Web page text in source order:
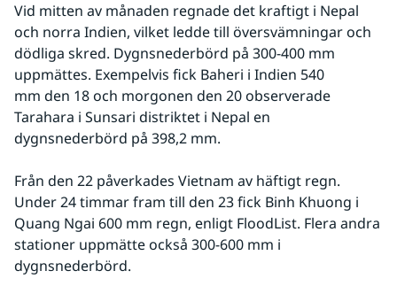
Vid mitten av månaden regnade det kraftigt i Nepal
och norra Indien, vilket ledde till översvämningar och
dödliga skred. Dygnsnederbörd på 300-400 mm
uppmättes. Exempelvis fick Baheri i Indien 540
mm den 18 och morgonen den 20 observerade
Tarahara i Sunsari distriktet i Nepal en
dygnsnederbörd på 398,2 mm.
Från den 22 påverkades Vietnam av häftigt regn.
Under 24 timmar fram till den 23 fick Binh Khuong i
Quang Ngai 600 mm regn, enligt FloodList. Flera andra
stationer uppmätte också 300-600 mm i
dygnsnederbörd.